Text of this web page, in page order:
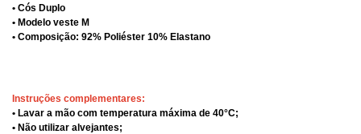
• Cós Duplo
• Modelo veste M
• Composição: 92% Poliéster 10% Elastano
Instruções complementares:
• Lavar a mão com temperatura máxima de 40°C;
• Não utilizar alvejantes;